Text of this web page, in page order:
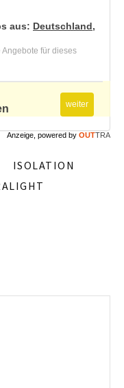
aus: Deutschland,
für dieses
weiter
Anzeige, powered by OUTTRA
ISOLATION